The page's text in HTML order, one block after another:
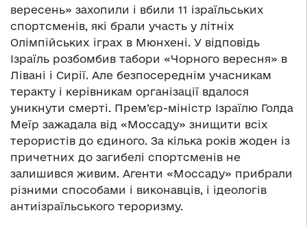
вересень» захопили і вбили 11 ізраїльських
спортсменів, які брали участь у літніх
Олімпійських іграх в Мюнхені. У відповідь
Ізраїль розбомбив табори «Чорного вересня» в
Лівані і Сирії. Але безпосереднім учасникам
теракту і керівникам організації вдалося
уникнути смерті. Прем’єр-міністр Ізраїлю Голда
Меїр зажадала від «Моссаду» знищити всіх
терористів до єдиного. За кілька років жоден із
причетних до загибелі спортсменів не
залишився живим. Агенти «Моссаду» прибрали
різними способами і виконавців, і ідеологів
антиізраїльського тероризму.